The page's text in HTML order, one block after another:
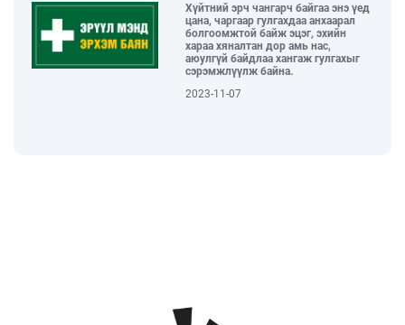
АЖИЛЛАХААР БОЛЛОО...
2026-05-29
ХҮҮХЭД БАГАЧУУДАА БАЯРЛУУЛЖ,
ҮЗҮҮЛСЭН “ЭХ ҮРСИЙН БАЯРЫН
ТЭМЦЭЭН”-ЭЭР ШИЛДГҮҮДЭЭ
ТОДРУУЛЛАА...
Хүйтний эрч чангарч байгаа энэ үед
цана, чаргаар гулгахдаа анхаарал
болгоомжтой байж эцэг, эхийн
хараа хяналтан дор амь нас,
аюулгүй байдлаа хангаж гулгахыг
сэрэмжлүүлж байна.
2023-11-07